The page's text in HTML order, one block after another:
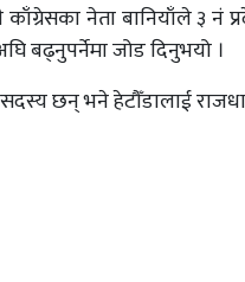
काँग्रेसका नेता बानियाँले ३
बढ्नुपर्नेमा जोड दिनुभयो ।
छन् भने हेटौँडालाई